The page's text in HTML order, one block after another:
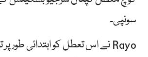
سونپی۔